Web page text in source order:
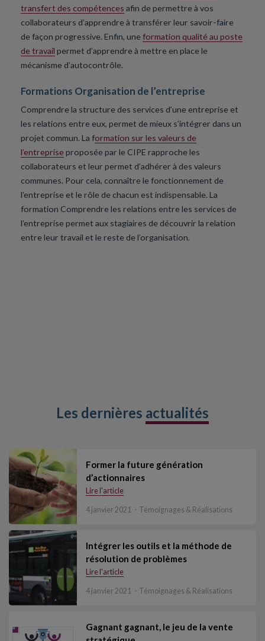
transfert des compétences afin de permettre à vos
collaborateurs d’apprendre à transférer leur savoir-faire
de façon progressive. Enfin, une formation qualité au poste
de travail permet d’apprendre à mettre en place le
mécanisme d’autocontrôle.
Formations Organisation de l’entreprise
Comprendre la structure des services d’une entreprise et
les relations entre eux, permet de mieux s’intégrer dans un
projet commun. La formation sur les valeurs de
l’entreprise proposée par le CIPE rapproche les
collaborateurs et leur permet d’adhérer à des valeurs
communes. Pour cela, connaître le fonctionnement de
l’entreprise et le rôle de chacun est indispensable. La
formation Comprendre les relations entre les services de
l’entreprise permet aux stagiaires de découvrir la relation
entre leur travail et le reste de l’organisation.
Les dernières actualités
Former la future génération
d’actionnaires
Lire l'article
4 janvier 2021 Témoignages & Réalisations
Intégrer les outils et la méthode de
résolution de problèmes
Lire l'article
4 janvier 2021 Témoignages & Réalisations
Gagnant gagnant, le jeu de la vente